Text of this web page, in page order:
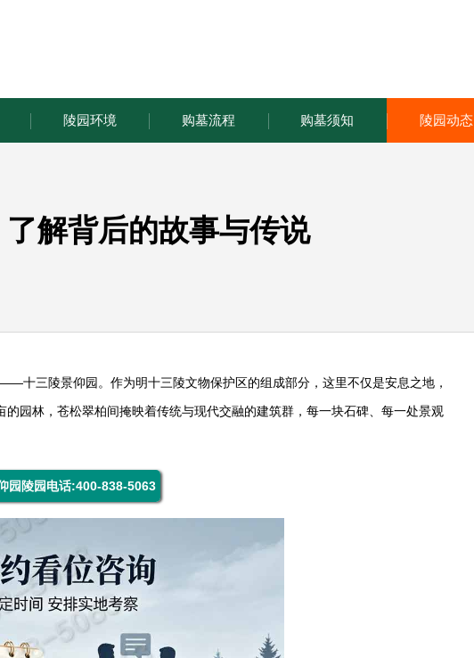
陵园环境 购墓流程 购墓须知 陵园动态
解背后的故事与传说
——十三陵景仰园 。作为明十三陵文物保护区的组成部分，这里不仅是安息之地，
园林，苍松翠柏间掩映着传统与现代交融的建筑群，每一块石碑、每一处景观
园陵园电话:400-838-5063